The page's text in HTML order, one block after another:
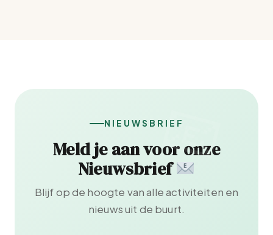
NIEUWSBRIEF
Meld je aan voor onze
Nieuwsbrief
Blijf op de hoogte van alle activiteiten en
nieuws uit de buurt.